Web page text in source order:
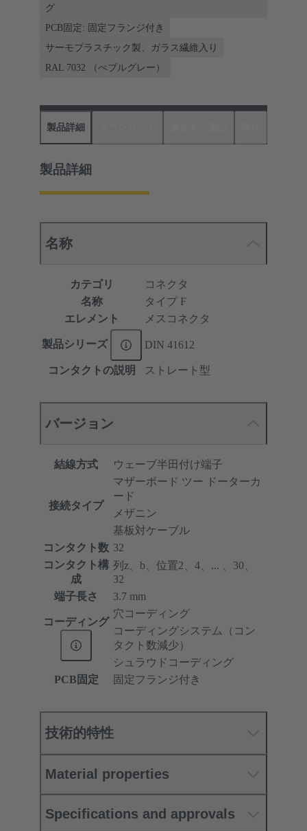
グ
PCB固定: 固定フランジ付き
サーモプラスチック製、ガラス繊維入り
RAL 7032 （ぺブルグレー）
製品詳細
製品詳細
名称
カテゴリ
コネクタ
名称
タイプ F
エレメント
メスコネクタ
製品シリーズ DIN 41612
コンタクトの説明 ストレート型
バージョン
結線方式 ウェーブ半田付け端子
接続タイプ
マザーボード ツー ドーターカ
ード
メザニン
基板対ケーブル
コンタクト数 32
コンタクト構
成
列z、b、位置2、4、... 、30、
32
端子長さ
3.7 mm
コーディング
穴コーディング
コーディングシステム（コン
タクト数減少）
シュラウドコーディング
PCB固定
固定フランジ付き
技術的特性
Material properties
Specifications and approvals